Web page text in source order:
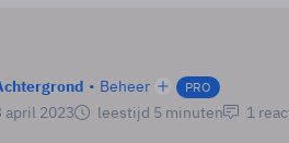
Beheer PRO
april 2023 leestijd 5 minuten 1